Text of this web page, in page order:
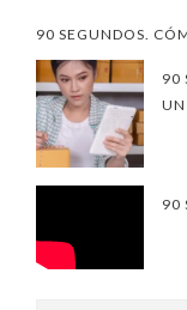
90 SEGUNDOS.
90
90